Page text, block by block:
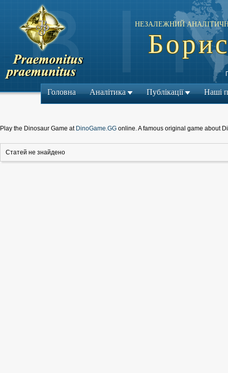
НЕЗАЛЕЖНИЙ
Головна Аналітика Публікації Наші
Play the Dinosaur Game at DinoGame.GG online. A famous original game about
Статей не знайдено